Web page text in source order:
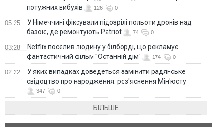
потужних вибухів
126 0
05:25
У Німеччині фіксували підозрілі польоти дронів над
базою, де ремонтують Patriot
74 0
03:28
Netflix поселив людину у білборді, що рекламує
фантастичний фільм "Останній дім"
174 0
02:22
У яких випадках доведеться замінити радянське
свідоцтво про народження: роз'яснення Мін'юсту
347 0
БІЛЬШЕ